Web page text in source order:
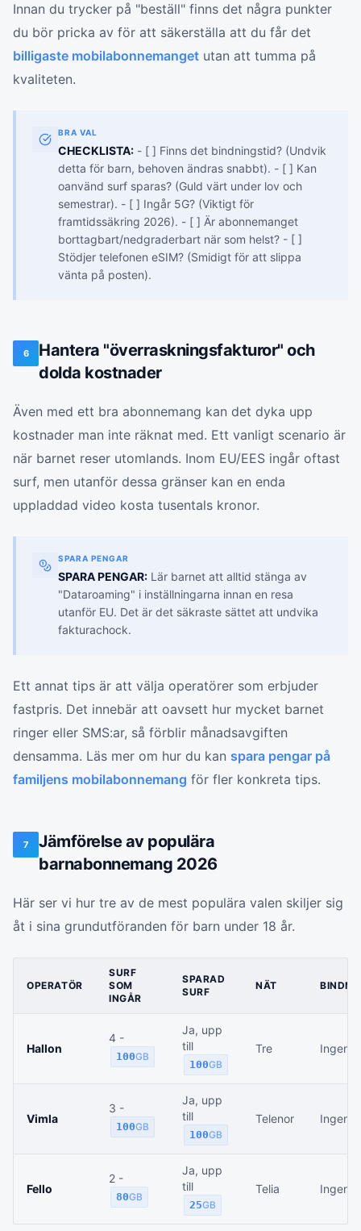
Innan du trycker på "beställ" finns det några punkter
du bör pricka av för att säkerställa att du får det
billigaste mobilabonnemanget utan att tumma på
kvaliteten.
BRA VAL
CHECKLISTA: - [ ] Finns det bindningstid? (Undvik
detta för barn, behoven ändras snabbt). - [ ] Kan
oanvänd surf sparas? (Guld värt under lov och
semestrar). - [ ] Ingår 5G? (Viktigt för
framtidssäkring 2026). - [ ] Är abonnemanget
borttagbart/nedgraderbart när som helst? - [ ]
Stödjer telefonen eSIM? (Smidigt för att slippa
vänta på posten).
6
Hantera "överraskningsfakturor" och
dolda kostnader
Även med ett bra abonnemang kan det dyka upp
kostnader man inte räknat med. Ett vanligt scenario är
när barnet reser utomlands. Inom EU/EES ingår oftast
surf, men utanför dessa gränser kan en enda
uppladdad video kosta tusentals kronor.
SPARA PENGAR
SPARA PENGAR: Lär barnet att alltid stänga av
"Dataroaming" i inställningarna innan en resa
utanför EU. Det är det säkraste sättet att undvika
fakturachock.
Ett annat tips är att välja operatörer som erbjuder
fastpris. Det innebär att oavsett hur mycket barnet
ringer eller SMS:ar, så förblir månadsavgiften
densamma. Läs mer om hur du kan spara pengar på
familjens mobilabonnemang för fler konkreta tips.
7
Jämförelse av populära
barnabonnemang 2026
Här ser vi hur tre av de mest populära valen skiljer sig
åt i sina grundutföranden för barn under 18 år.
OPERATÖR
SURF
SOM
INGÅR
SPARAD
SURF
NÄT
Hallon
4 -
100GB
Ja, upp
till
100GB
Tre Ingen
Vimla
3 -
100GB
Ja, upp
till
100GB
Telenor Ingen
Fello
2 -
80GB
Ja, upp
till
25GB
Telia Ingen